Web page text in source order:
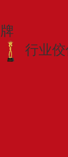
行业